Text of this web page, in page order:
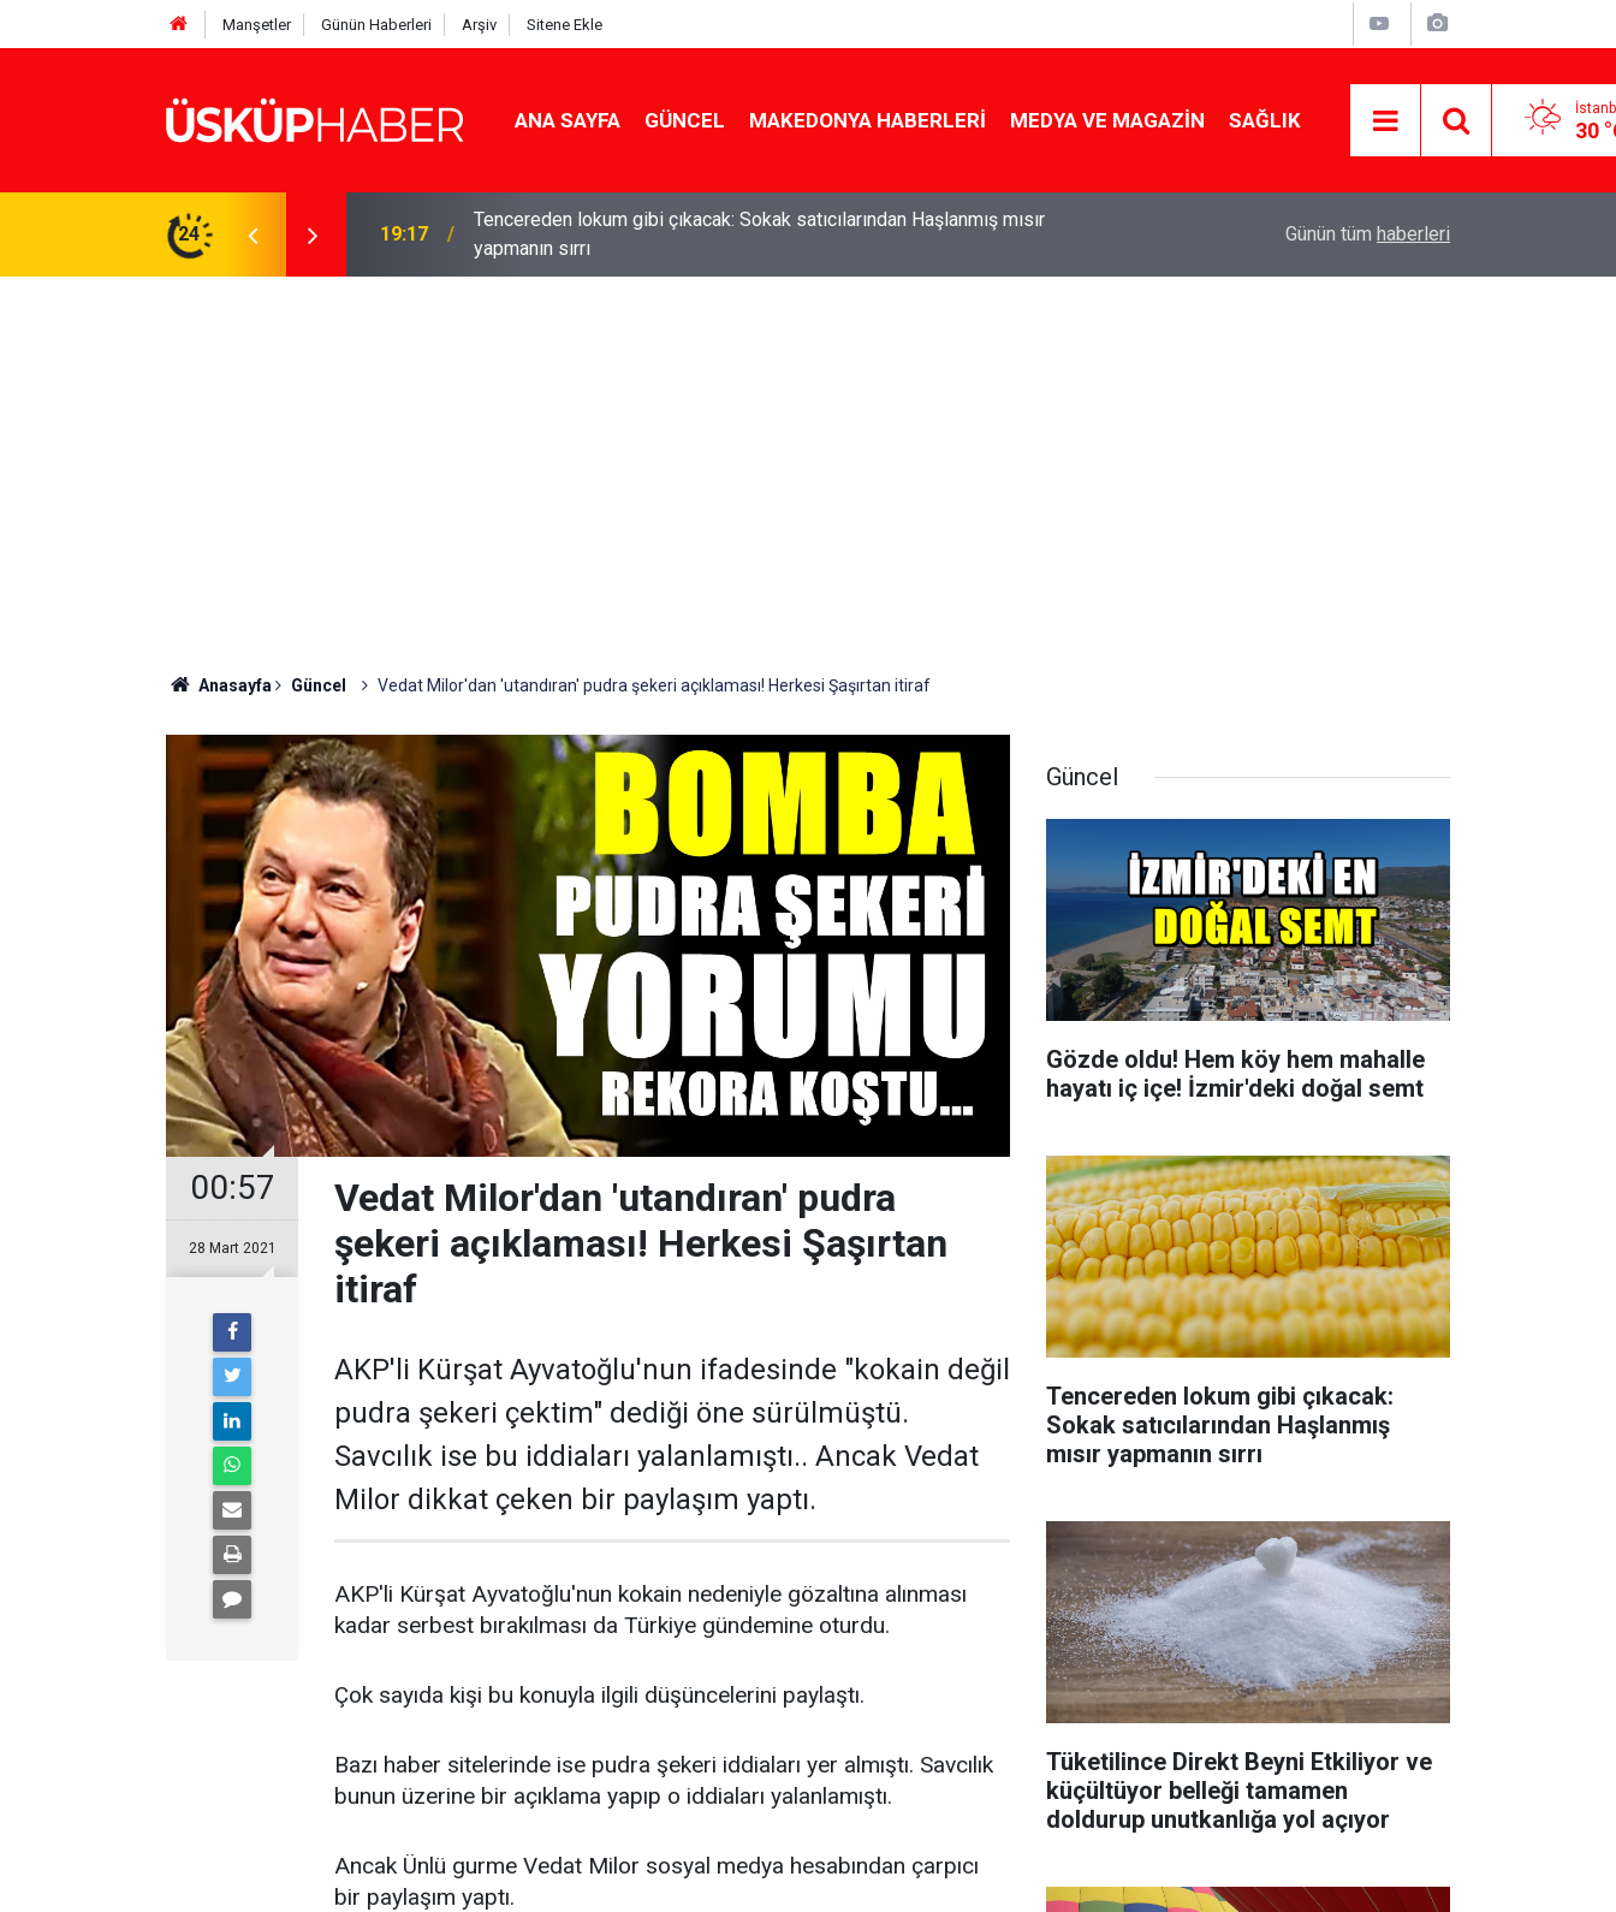
Manşetler Günün Haberleri Arşiv Sitene Ekle
ANA SAYFA GÜNCEL MAKEDONYA HABERLERI MEDYA VE MAGAZIN SAĞLIK 30
24
hayatı iç içe! İzmir'deki doğal semt 19:17
Tencereden lokum gibi çıkacak: Sokak satıcılarından Haşlanmış mısır
yapmanın sırrı
unutkanlığa yol açıyor
Günün tüm haberleri
Anasayfa Güncel Vedat Milor'dan 'utandıran' pudra şekeri açıklaması! Herkesi Şaşırtan itiraf
00:57
28 Mart 2021
Vedat Milor'dan 'utandıran' pudra
şekeri açıklaması! Herkesi Şaşırtan
itiraf
AKP'li Kürşat Ayvatoğlu'nun ifadesinde "kokain değil
pudra şekeri çektim" dediği öne sürülmüştü.
Savcılık ise bu iddiaları yalanlamıştı.. Ancak Vedat
Milor dikkat çeken bir paylaşım yaptı.
AKP'li Kürşat Ayvatoğlu'nun kokain nedeniyle gözaltına alınması
kadar serbest bırakılması da Türkiye gündemine oturdu.
Çok sayıda kişi bu konuyla ilgili düşüncelerini paylaştı.
Bazı haber sitelerinde ise pudra şekeri iddiaları yer almıştı. Savcılık
bunun üzerine bir açıklama yapıp o iddiaları yalanlamıştı.
Ancak Ünlü gurme Vedat Milor sosyal medya hesabından çarpıcı
bir paylaşım yaptı.
Güncel
Gözde oldu! Hem köy hem mahalle
hayatı iç içe! İzmir'deki doğal semt
Tencereden lokum gibi çıkacak:
Sokak satıcılarından Haşlanmış
mısır yapmanın sırrı
Tüketilince Direkt Beyni Etkiliyor ve
küçültüyor belleği tamamen
doldurup unutkanlığa yol açıyor